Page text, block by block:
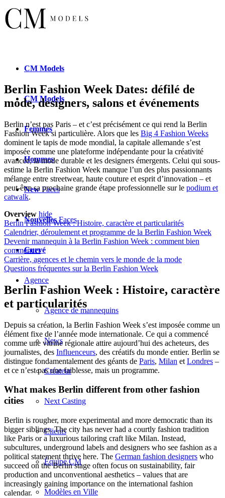
CM Models
CM Models
Femmes
Hommes
NewFaces
NouvellesFaces
Curvé
Agence
Agence de mannequins
News
Créateur
Next Casting
Clients
Équipe CM
Modèles en Ville
Berlin Fashion Week Dates: défilé de
mode, designers, salons et événements
Berlin n’est pas Paris – et c’est précisément ce qui rend la Berlin
Fashion Week si particulière. Alors que les Big 4 Fashion Weeks
dominent le tapis de mode mondial, la capitale allemande s’est
imposée comme une plateforme indépendante pour la créativité
avancée, la mode durable et les designers émergents. Celui qui sous-
estime la Berlin Fashion Week manque l’un des plus passionnants
mélange entre streetwear, haute couture et esprit d’innovation – et
peut-être sa prochaine grande étape professionnelle sur le podium et
catwalk.
Overview hide
Berlin Fashion Week : Histoire, caractère et particularités
Calendrier, déroulement et programme de la Berlin Fashion Week
Devenir mannequin à la Berlin Fashion Week : comment bien
commencer
Carrière, agences et le chemin vers le monde de la mode
Questions fréquentes sur la Berlin Fashion Week
Berlin Fashion Week : Histoire, caractère
et particularités
Depuis sa création, la Berlin Fashion Week s’est imposée comme un
élément fixe de l’année mode internationale. Ce qui a commencé
comme une vitrine régionale attire aujourd’hui des acheteurs, des
journalistes, des Influenceurs, des créatifs du monde entier. Berlin se
distingue fondamentalement des géants de Paris, Milan et Londres –
et ce n’est pas une faiblesse, mais un programme.
What makes Berlin different from other fashion
cities
Berlin is rougher, more experimental and more democratic than its
bigger siblings. The city has never had a courtly fashion tradition
like Paris or a luxurious tailoring craft like Milan. Instead,
subcultures, underground labels and designers who see fashion as a
political statement thrive here. The German fashion designers who
succeed on the Berlin stage often focus on sustainability, fair
production and unconventional aesthetics – values that are
increasingly gaining importance on the international fashion
calendar.